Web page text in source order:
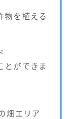
物を植える
とができま
畑エリア